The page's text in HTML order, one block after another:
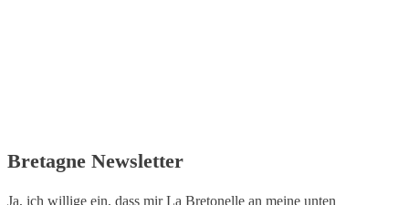
Bretagne Newsletter
Ja, ich willige ein, dass mir La Bretonelle an meine unten